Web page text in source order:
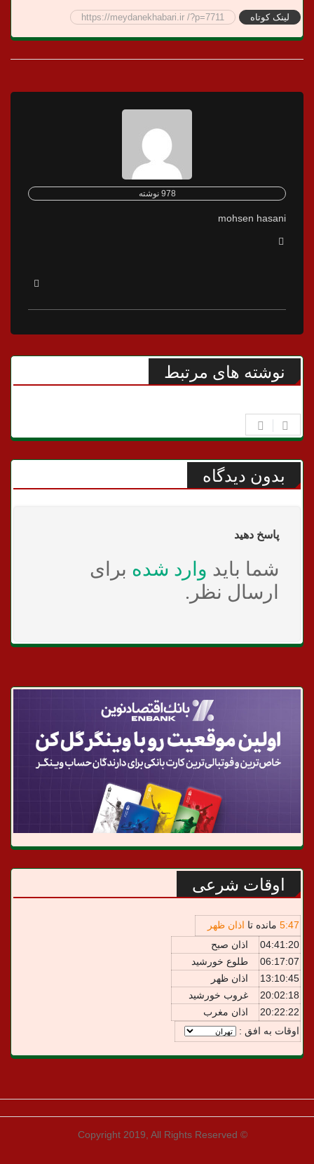
لینک کوتاه https://meydanekhabari.ir /?p=7711
978 نوشته
mohsen hasani
نوشته های مرتبط
بدون دیدگاه
پاسخ دهید
شما باید وارد شده برای
ارسال نظر.
اوقات شرعی
5:47 مانده تا اذان ظهر
04:41:20
اذان صبح
06:17:07
طلوع خورشید
13:10:45
اذان ظهر
20:02:18
غروب خورشید
20:22:22
اذان مغرب
اوقات به افق :
© Copyright 2019, All Rights Reserved